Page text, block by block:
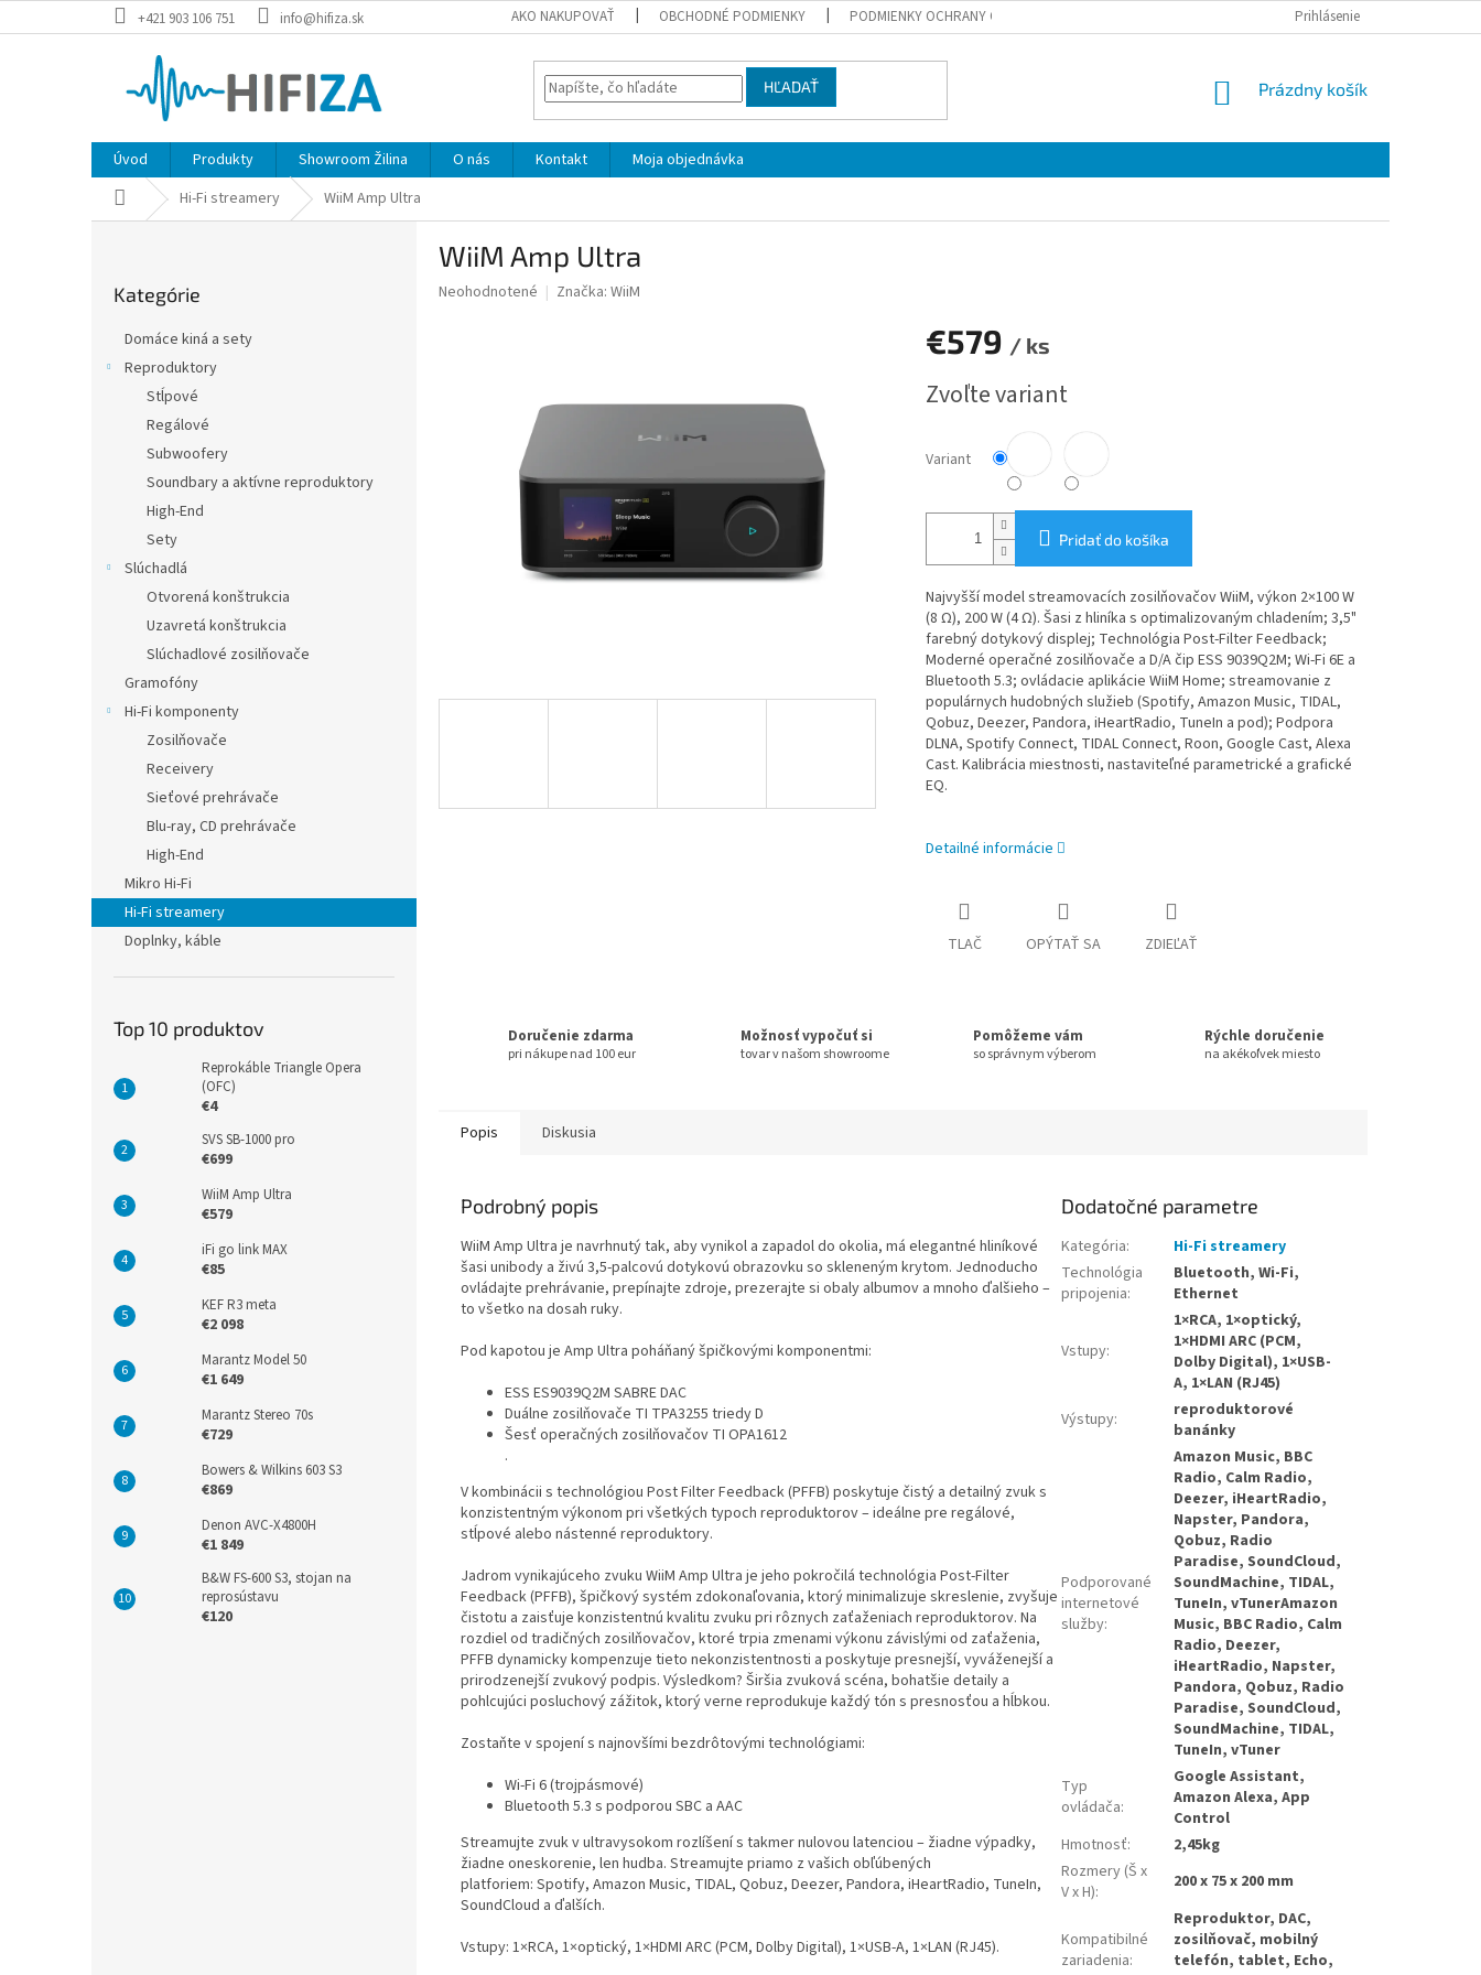
na
+421 903 106 751 info@hifiza.sk AKO NAKUPOVAŤ OBCHODNÉ PODMIENKY PODMIENKY OCHRANY OSOBNÝCH ÚDAJOV Prihlásenie
HĽADAŤ
NÁKUPNÝ
Prázdny košík
Úvod Produkty Showroom Žilina O nás Kontakt
Moja objednávka
DomovHi-Fi streamery WiiM Amp Ultra
kategórie
Kategórie
Domáce kiná a sety
Reproduktory
Stĺpové
Regálové
Subwoofery
Soundbary a aktívne reproduktory
High-End
Sety
Slúchadlá
Otvorená konštrukcia
Uzavretá konštrukcia
Slúchadlové zosilňovače
Gramofóny
Hi-Fi komponenty
Zosilňovače
Receivery
Sieťové prehrávače
Blu-ray, CD prehrávače
High-End
Mikro Hi-Fi
Hi-Fi streamery
Doplnky, káble
Top 10 produktov
Reprokáble Triangle Opera
(OFC)
€4
SVS SB-1000 pro
€699
WiiM Amp Ultra
€579
iFi go link MAX
€85
KEF R3 meta
€2 098
Marantz Model 50
€1 649
Marantz Stereo 70s
€729
Bowers & Wilkins 603 S3
€869
Denon AVC-X4800H
€1 849
B&W FS-600 S3, stojan na
reprosústavu
€120
WiiM Amp Ultra
Priemerné
Neohodnotené Značka: WiiM
€579 / ks
cena:
Zvoľte variant
Variant
Pridať do košíka
Najvyšší model streamovacích zosilňovačov WiiM, výkon 2×100 W
(8 Ω), 200 W (4 Ω). Šasi z hliníka s optimalizovaným chladením; 3,5"
farebný dotykový displej; Technológia Post-Filter Feedback;
Moderné operačné zosilňovače a D/A čip ESS 9039Q2M; Wi-Fi 6E a
Bluetooth 5.3; ovládacie aplikácie WiiM Home; streamovanie z
populárnych hudobných služieb (Spotify, Amazon Music, TIDAL,
Qobuz, Deezer, Pandora, iHeartRadio, TuneIn a pod); Podpora
DLNA, Spotify Connect, TIDAL Connect, Roon, Google Cast, Alexa
Cast. Kalibrácia miestnosti, nastaviteľné parametrické a grafické
EQ.
Detailné informácie
TLAČ OPÝTAŤ SA ZDIEĽAŤ
Doručenie zdarma
pri nákupe nad 100 eur
Možnosť vypočuť si
tovar v našom showroome
Pomôžeme vám
so správnym výberom
Rýchle doručenie
na akékoľvek miesto
Popis Diskusia
Podrobný popis
WiiM Amp Ultra je navrhnutý tak, aby vynikol a zapadol do okolia, má elegantné hliníkové
šasi unibody a živú 3,5-palcovú dotykovú obrazovku so skleneným krytom. Jednoducho
ovládajte prehrávanie, prepínajte zdroje, prezerajte si obaly albumov a mnoho ďalšieho –
to všetko na dosah ruky.
Pod kapotou je Amp Ultra poháňaný špičkovými komponentmi:
ESS ES9039Q2M SABRE DAC
Duálne zosilňovače TI TPA3255 triedy D
Šesť operačných zosilňovačov TI OPA1612
.
V kombinácii s technológiou Post Filter Feedback (PFFB) poskytuje čistý a detailný zvuk s
konzistentným výkonom pri všetkých typoch reproduktorov – ideálne pre regálové,
stĺpové alebo nástenné reproduktory.
Jadrom vynikajúceho zvuku WiiM Amp Ultra je jeho pokročilá technológia Post-Filter
Feedback (PFFB), špičkový systém zdokonaľovania, ktorý minimalizuje skreslenie, zvyšuje
čistotu a zaisťuje konzistentnú kvalitu zvuku pri rôznych zaťaženiach reproduktorov. Na
rozdiel od tradičných zosilňovačov, ktoré trpia zmenami výkonu závislými od zaťaženia,
PFFB dynamicky kompenzuje tieto nekonzistentnosti a poskytuje presnejší, vyváženejší a
prirodzenejší zvukový podpis. Výsledkom? Širšia zvuková scéna, bohatšie detaily a
pohlcujúci posluchový zážitok, ktorý verne reprodukuje každý tón s presnosťou a hĺbkou.
Zostaňte v spojení s najnovšími bezdrôtovými technológiami:
Wi-Fi 6 (trojpásmové)
Bluetooth 5.3 s podporou SBC a AAC
Streamujte zvuk v ultravysokom rozlíšení s takmer nulovou latenciou – žiadne výpadky,
žiadne oneskorenie, len hudba. Streamujte priamo z vašich obľúbených
platforiem: Spotify, Amazon Music, TIDAL, Qobuz, Deezer, Pandora, iHeartRadio, TuneIn,
SoundCloud a ďalších.
Vstupy: 1×RCA, 1×optický, 1×HDMI ARC (PCM, Dolby Digital), 1×USB-A, 1×LAN (RJ45).
Dodatočné parametre
Kategória:
Hi-Fi streamery
Technológia
pripojenia:
Bluetooth, Wi-Fi,
Ethernet
Vstupy:
1×RCA, 1×optický,
1×HDMI ARC (PCM,
Dolby Digital), 1×USB-
A, 1×LAN (RJ45)
Výstupy:
reproduktorové
banánky
Podporované
internetové
služby:
Amazon Music, BBC
Radio, Calm Radio,
Deezer, iHeartRadio,
Napster, Pandora,
Qobuz, Radio
Paradise, SoundCloud,
SoundMachine, TIDAL,
TuneIn, vTunerAmazon
Music, BBC Radio, Calm
Radio, Deezer,
iHeartRadio, Napster,
Pandora, Qobuz, Radio
Paradise, SoundCloud,
SoundMachine, TIDAL,
TuneIn, vTuner
Typ
ovládača:
Google Assistant,
Amazon Alexa, App
Control
Hmotnosť:
2,45kg
Rozmery (Š x
V x H): 200 x 75 x 200 mm
Kompatibilné
zariadenia:
Reproduktor, DAC,
zosilňovač, mobilný
telefón, tablet, Echo,